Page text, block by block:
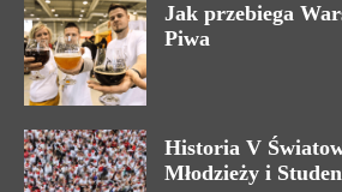
Jak przebiega
Piwa
Historia V
Młodzieży i